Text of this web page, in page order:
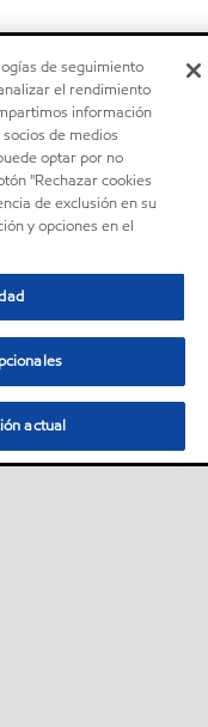
de seguimiento
el rendimiento
información
de medios
optar por no
"Rechazar cookies
de exclusión en su
y opciones en el
actual